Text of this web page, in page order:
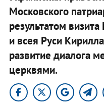
Московского
результатом
и всея Руси
развитие диалога
церквями.